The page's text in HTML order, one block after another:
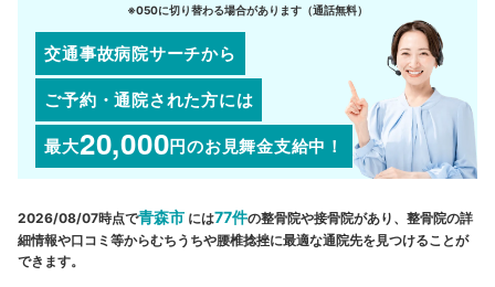
※050に切り替わる場合があります（通話無料）
交通事故病院サーチから
ご予約・通院された方には
最大20,000円のお見舞金支給中！
2026/08/07時点で青森市 には77件の整骨院や接骨院があり、整骨院の詳
細情報や口コミ等からむちうちや腰椎捻挫に最適な通院先を見つけることが
できます。